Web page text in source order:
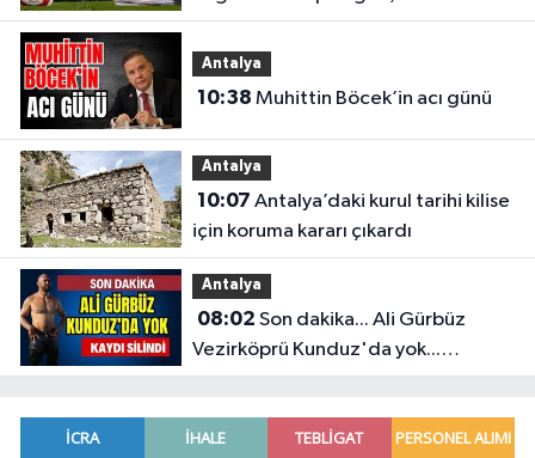
Antalya
10:38 Muhittin Böcek’in acı günü
Antalya
10:07
için koruma kararı çıkardı
Antalya
08:02
Vezirköprü Kunduz'da yok...
Antalyalı başpehlivanın ismi